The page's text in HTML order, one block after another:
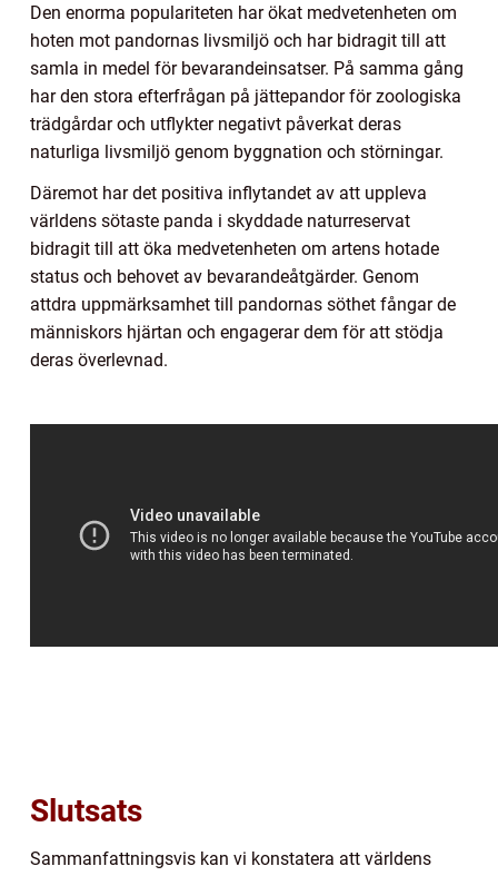
Den enorma populariteten har ökat medvetenheten om
hoten mot pandornas livsmiljö och har bidragit till att
samla in medel för bevarandeinsatser. På samma gång
har den stora efterfrågan på jättepandor för zoologiska
trädgårdar och utflykter negativt påverkat deras
naturliga livsmiljö genom byggnation och störningar.
Däremot har det positiva inflytandet av att uppleva
världens sötaste panda i skyddade naturreservat
bidragit till att öka medvetenheten om artens hotade
status och behovet av bevarandeåtgärder. Genom
attdra uppmärksamhet till pandornas söthet fångar de
människors hjärtan och engagerar dem för att stödja
deras överlevnad.
Slutsats
Sammanfattningsvis kan vi konstatera att världens